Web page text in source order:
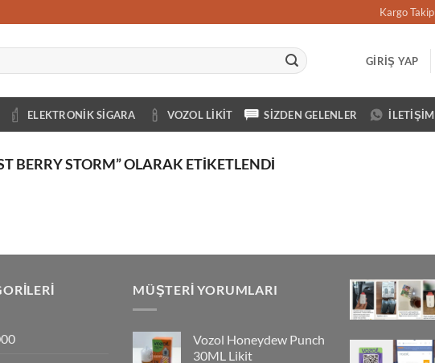
Kargo Takip
GIRIŞ YAP
ELEKTRONIK SIGARA VOZOL LIKIT SIZDEN GELENLER İLETIŞIM
BERRY STORM” OLARAK ETIKETLENDI
MÜŞTERI YORUMLARI
Vozol Honeydew Punch
30ML Likit